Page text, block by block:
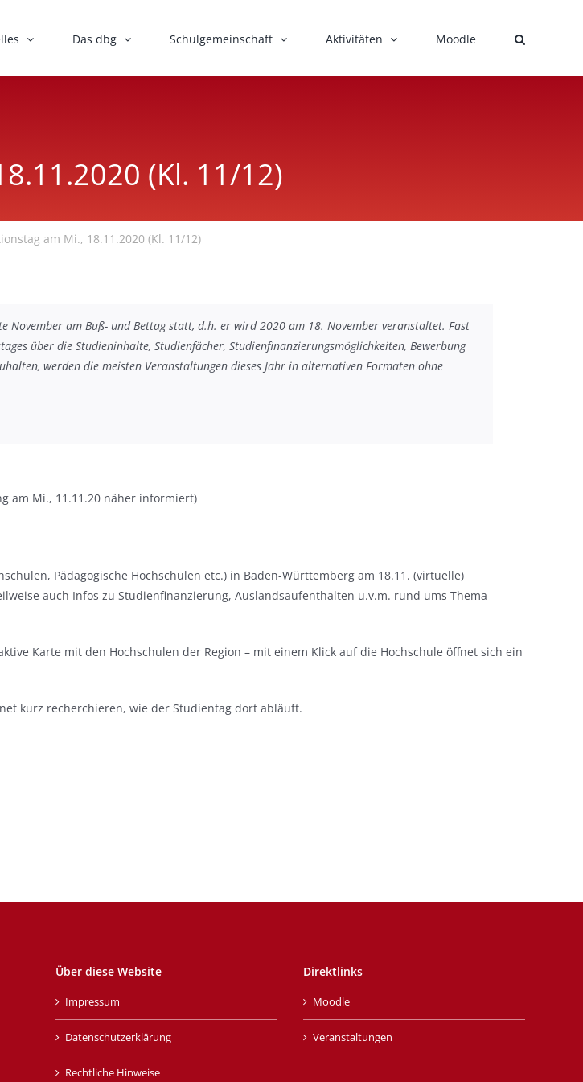
Das dbg Schulgemeinschaft Aktivitäten Moodle
(Kl. 11/12)
am Mi., 18.11.2020 (Kl. 11/12)
am Buß- und Bettag statt, d.h. er wird 2020 am 18. November veranstaltet. Fast
über die Studieninhalte, Studienfächer, Studienfinanzierungsmöglichkeiten, Bewerbung
werden die meisten Veranstaltungen dieses Jahr in alternativen Formaten ohne
am Mi., 11.11.20 näher informiert)
Pädagogische Hochschulen etc.) in Baden-Württemberg am 18.11. (virtuelle)
auch Infos zu Studienfinanzierung, Auslandsaufenthalten u.v.m. rund ums Thema
Karte mit den Hochschulen der Region – mit einem Klick auf die Hochschule öffnet sich ein
kurz recherchieren, wie der Studientag dort abläuft.
Über diese Website
Impressum
Datenschutzerklärung
Rechtliche Hinweise
Direktlinks
Moodle
Veranstaltungen